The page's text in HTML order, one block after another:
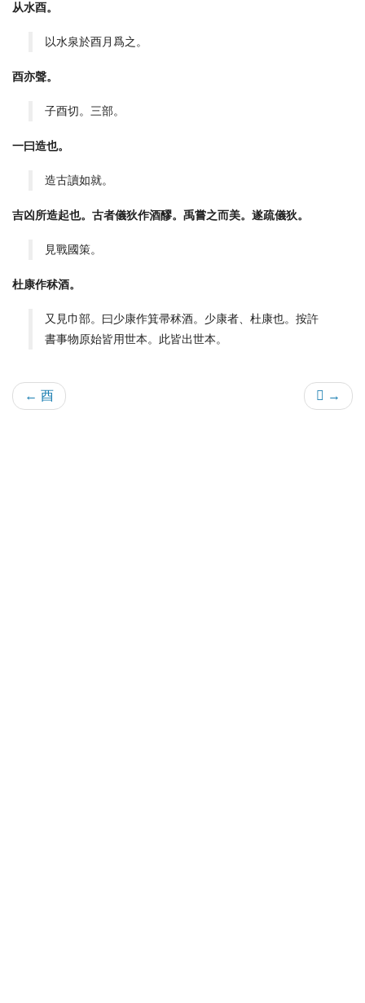
从水酉。
以水泉於酉月爲之。
酉亦聲。
子酉切。三部。
一曰造也。
造古讀如就。
吉凶所造起也。古者儀狄作酒醪。禹嘗之而美。遂疏儀狄。
見戰國策。
杜康作秫酒。
又見巾部。曰少康作箕帚秫酒。少康者、杜康也。按許
書事物原始皆用世本。此皆出世本。
← 酉 𨢊 →